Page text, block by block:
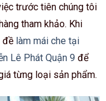
trước tiên chúng tôi
tham khảo. Khi
đề làm mái che tại
Lê Phát Quận 9 để
từng loại sản phẩm.